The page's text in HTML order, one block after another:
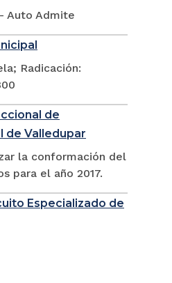
Auto Admite
Radicación:
de
de Valledupar
la conformación del
para el año 2017.
Especializado de